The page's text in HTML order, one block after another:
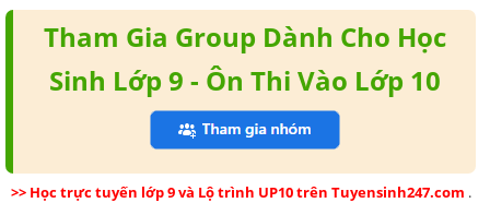
Tham Gia Group Dành Cho Học
Sinh Lớp 9 - Ôn Thi Vào Lớp 10
>> Học trực tuyến lớp 9 và Lộ trình UP10 trên Tuyensinh247.com .